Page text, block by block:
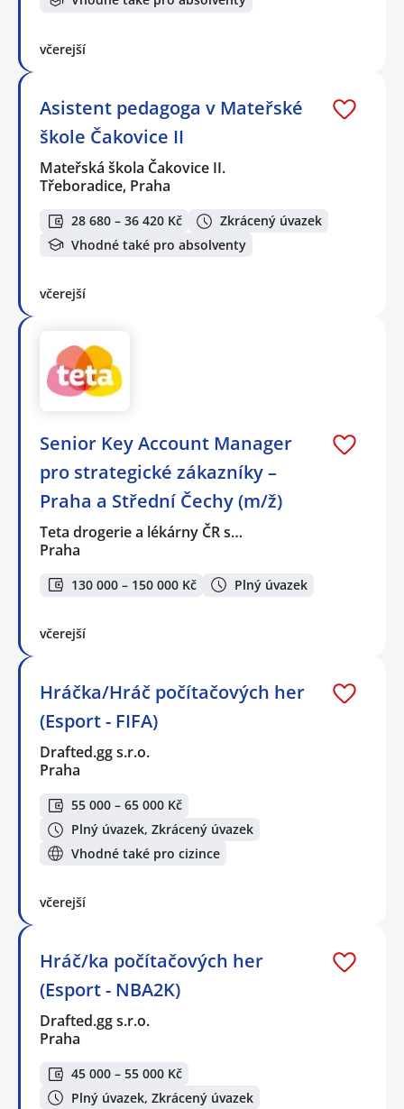
včerejší
Asistent pedagoga v Mateřské
škole Čakovice II
Mateřská škola Čakovice II.
Třeboradice, Praha
28 680 – 36 420 Kč
Zkrácený úvazek
Vhodné také pro absolventy
včerejší
Senior Key Account Manager
pro strategické zákazníky –
Praha a Střední Čechy (m/ž)
Teta drogerie a lékárny ČR s…
Praha
130 000 – 150 000 Kč Plný úvazek
včerejší
Hráčka/Hráč počítačových her
(Esport - FIFA)
Drafted.gg s.r.o.
Praha
55 000 – 65 000 Kč
Plný úvazek, Zkrácený úvazek
Vhodné také pro cizince
včerejší
Hráč/ka počítačových her
(Esport - NBA2K)
Drafted.gg s.r.o.
Praha
45 000 – 55 000 Kč
Plný úvazek, Zkrácený úvazek